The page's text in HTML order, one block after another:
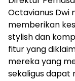
Octavianus Dwi
memberikan
stylish dan
fitur yang
mereka yang
sekaligus dapat